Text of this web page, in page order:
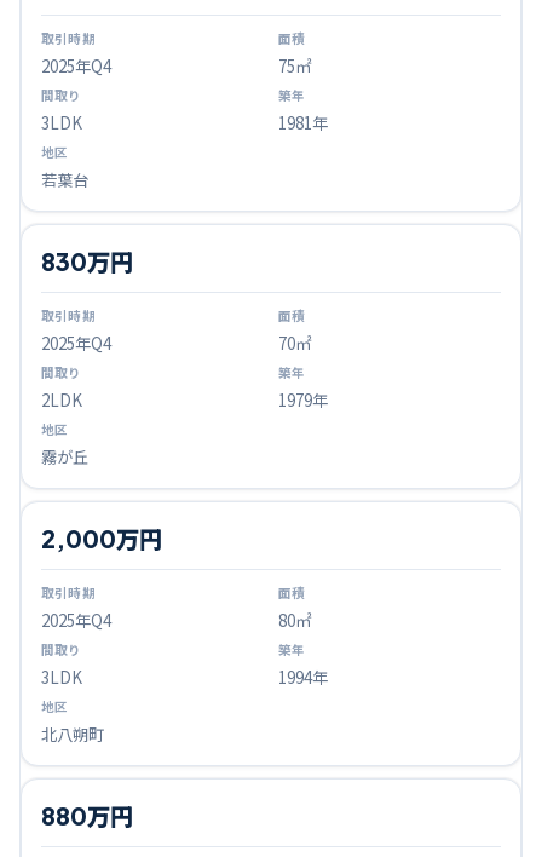
2025年Q4 75㎡
3LDK 1981年
若葉台
2025年Q4
830万円
70㎡
2LDK 1979年
霧が丘
2025年Q4
2,000万円
80㎡
3LDK 1994年
北八朔町
880万円